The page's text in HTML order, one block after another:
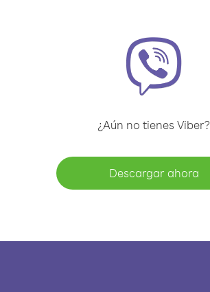
¿Aún no tienes Viber?
Descargar ahora